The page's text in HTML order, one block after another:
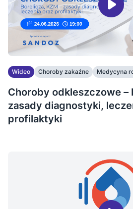
Wideo Choroby zakaźne Medycyna
Choroby odkleszczowe –
zasady diagnostyki,
profilaktyki